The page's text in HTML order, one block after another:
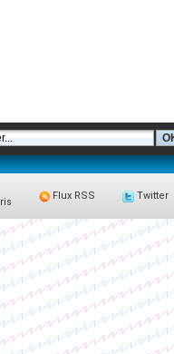
Flux RSS Twitter